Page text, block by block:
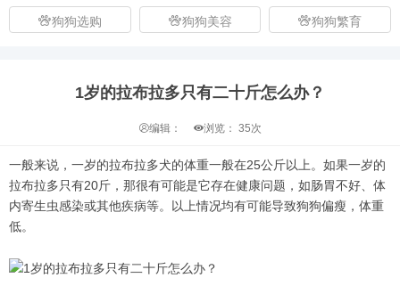
狗狗选购 狗狗美容 狗狗繁育
1岁的拉布拉多只有二十斤怎么办？
编辑： 浏览： 35次
一般来说，一岁的拉布拉多犬的体重一般在25公斤以上。如果一岁的
拉布拉多只有20斤，那很有可能是它存在健康问题，如肠胃不好、体
内寄生虫感染或其他疾病等。以上情况均有可能导致狗狗偏瘦，体重
低。